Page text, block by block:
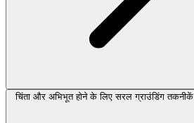
चिंता और अभिभूत होने के लिए सरल ग्राउंडिंग तकनीकें